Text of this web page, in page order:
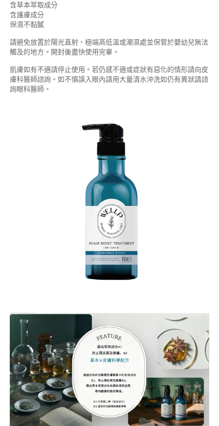
含草本萃取成分
含護膚成分
保濕不黏膩
請避免放置於陽光直射、極端高低溫或潮濕處並保管於嬰幼兒無法
觸及的地方。開封後盡快使用完畢。
肌膚如有不適請停止使用。若仍感不適或症狀有惡化的情形請向皮
膚科醫師諮詢。如不慎誤入眼內請用大量清水沖洗如仍有異狀請諮
詢眼科醫師。